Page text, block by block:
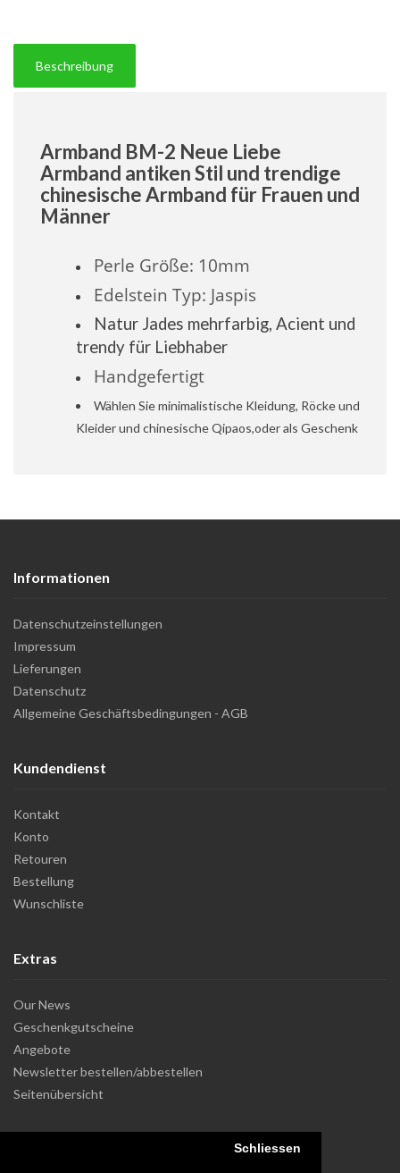
Schliessen
Beschreibung
Armband BM-2 Neue Liebe
Armband antiken Stil und trendige
chinesische Armband für Frauen und
Männer
Perle Größe: 10mm
Edelstein Typ: Jaspis
Natur Jades mehrfarbig, Acient und
trendy für Liebhaber
Handgefertigt
Wählen Sie minimalistische Kleidung, Röcke und
Kleider und chinesische Qipaos,oder als Geschenk
Informationen
Datenschutzeinstellungen
Impressum
Lieferungen
Datenschutz
Allgemeine Geschäftsbedingungen - AGB
Kundendienst
Kontakt
Konto
Retouren
Bestellung
Wunschliste
Extras
Our News
Geschenkgutscheine
Angebote
Newsletter bestellen/abbestellen
Seitenübersicht